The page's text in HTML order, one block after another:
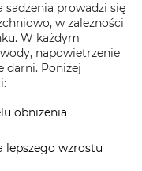
prowadzi się
w zależności
W każdym
napowietrzenie
darni. Poniżej
obniżenia
lepszego wzrostu